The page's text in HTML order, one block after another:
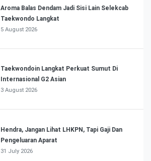
Aroma Balas Dendam Jadi Sisi Lain Selekcab
Taekwondo Langkat
5 August 2026
Taekwondoin Langkat Perkuat Sumut Di
Internasional G2 Asian
3 August 2026
Hendra, Jangan Lihat LHKPN, Tapi Gaji Dan
Pengeluaran Aparat
31 July 2026